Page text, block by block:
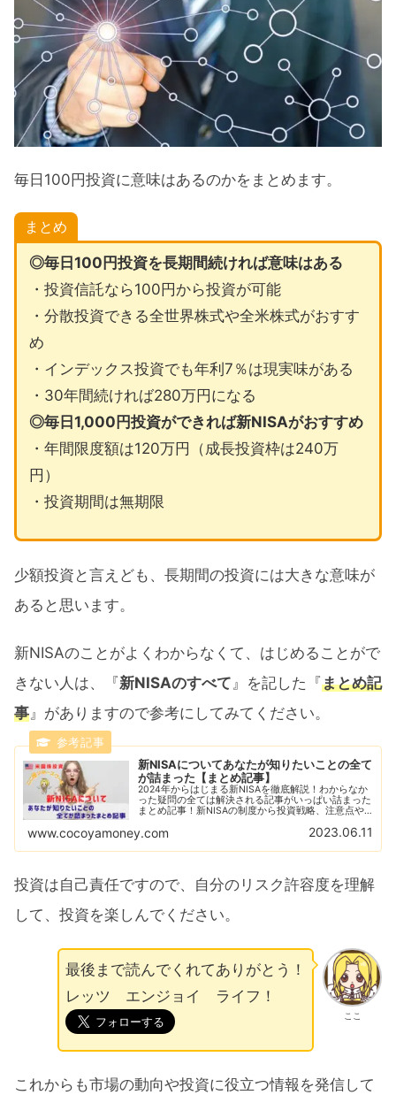
毎日100円投資に意味はあるのかをまとめます。
まとめ
◎毎日100円投資を長期間続ければ意味はある
・投資信託なら100円から投資が可能
・分散投資できる全世界株式や全米株式がおすす
め
・インデックス投資でも年利7％は現実味がある
・30年間続ければ280万円になる
◎毎日1,000円投資ができれば新NISAがおすすめ
・年間限度額は120万円（成長投資枠は240万
円）
・投資期間は無期限
少額投資と言えども、長期間の投資には大きな意味が
あると思います。
新NISAのことがよくわからなくて、はじめることがで
きない人は、『新NISAのすべて 』を記した『まとめ記
事 』がありますので参考にしてみてください。
新NISAについてあなたが知りたいことの全て
が詰まった【まとめ記事】
2024年からはじまる新NISAを徹底解説！わからなか
った疑問の全ては解決される記事がいっぱい詰まった
まとめ記事！新NISAの制度から投資戦略、注意点や
の記事がギッシリ！
www.cocoyamoney.com 2023.06.11
投資は自己責任ですので、自分のリスク許容度を理解
して、投資を楽しんでください。
ここ
最後まで読んでくれてありがとう！
レッツ エンジョイ ライフ！
これからも市場の動向や投資に役立つ情報を発信して